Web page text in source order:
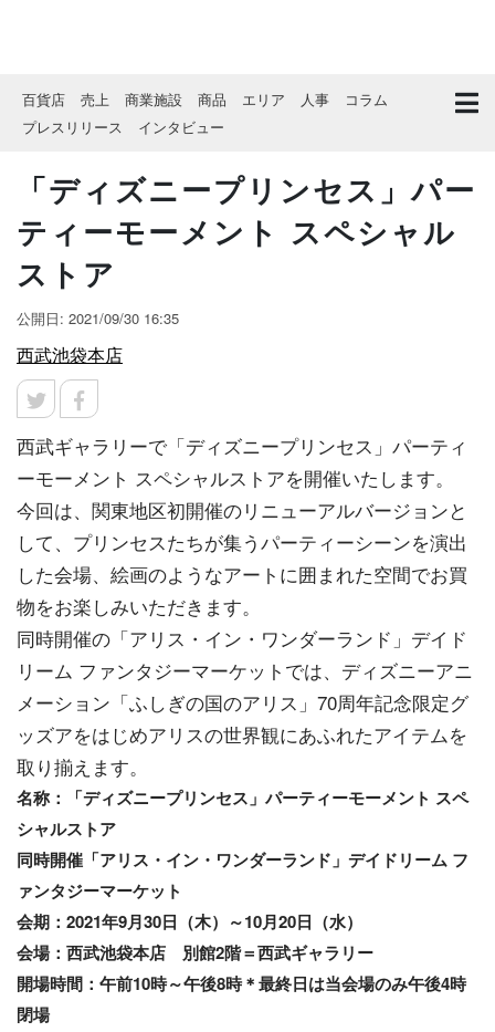
百貨店 売上 商業施設 商品 エリア 人事
コラム
プレスリリース
インタビュー
「ディズニープリンセス」パー
ティーモーメント スペシャル
ストア
公開日: 2021/09/30 16:35
西武池袋本店
西武ギャラリーで「ディズニープリンセス」パーティ
ーモーメント スペシャルストアを開催いたします。
今回は、関東地区初開催のリニューアルバージョンと
して、プリンセスたちが集うパーティーシーンを演出
した会場、絵画のようなアートに囲まれた空間でお買
物をお楽しみいただきます。
同時開催の「アリス・イン・ワンダーランド」デイド
リーム ファンタジーマーケットでは、ディズニーアニ
メーション「ふしぎの国のアリス」70周年記念限定グ
ッズアをはじめアリスの世界観にあふれたアイテムを
取り揃えます。
名称：「ディズニープリンセス」パーティーモーメント スペ
シャルストア
同時開催「アリス・イン・ワンダーランド」デイドリーム フ
ァンタジーマーケット
会期：2021年9月30日（木）～10月20日（水）
​会場：西武池袋本店 別館2階＝西武ギャラリー
開場時間：午前10時～午後8時＊最終日は当会場のみ午後4時
閉場